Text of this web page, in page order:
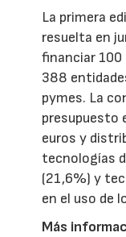
La primera
resuelta en
financiar
388
pymes. La
presupuesto
euros y
tecnologías
(21,6%) y
en el uso de
Más